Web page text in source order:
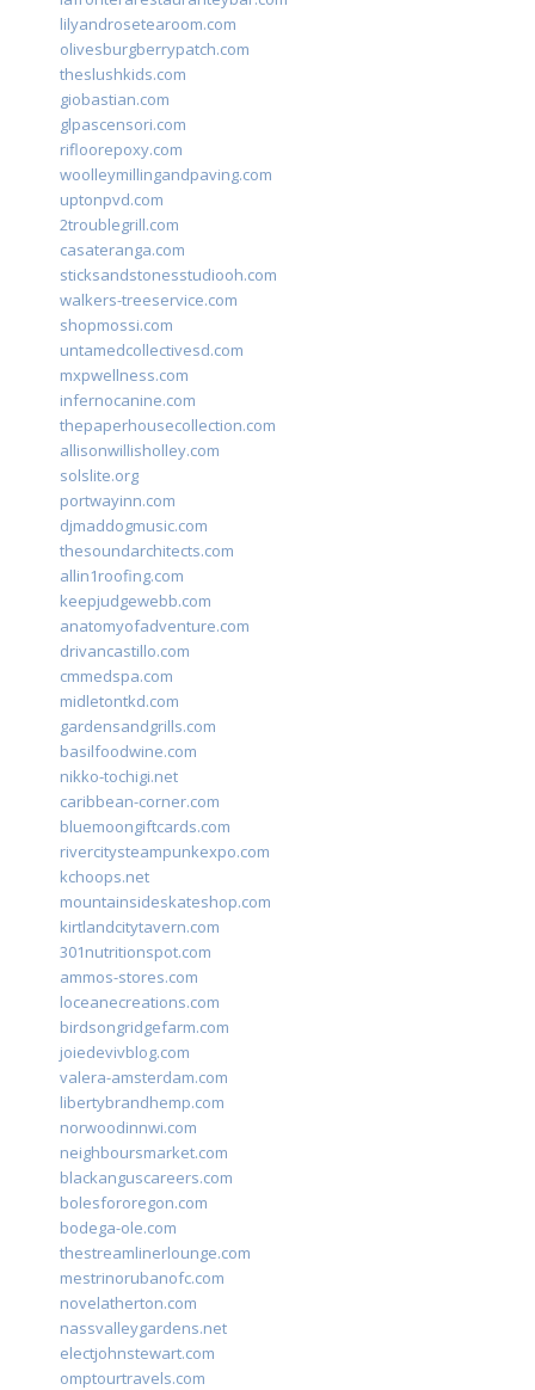
lilyandrosetearoom.com
olivesburgberrypatch.com
theslushkids.com
giobastian.com
glpascensori.com
rifloorepoxy.com
woolleymillingandpaving.com
uptonpvd.com
2troublegrill.com
casateranga.com
sticksandstonesstudiooh.com
walkers-treeservice.com
shopmossi.com
untamedcollectivesd.com
mxpwellness.com
infernocanine.com
thepaperhousecollection.com
allisonwillisholley.com
solslite.org
portwayinn.com
djmaddogmusic.com
thesoundarchitects.com
allin1roofing.com
keepjudgewebb.com
anatomyofadventure.com
drivancastillo.com
cmmedspa.com
midletontkd.com
gardensandgrills.com
basilfoodwine.com
nikko-tochigi.net
caribbean-corner.com
bluemoongiftcards.com
rivercitysteampunkexpo.com
kchoops.net
mountainsideskateshop.com
kirtlandcitytavern.com
301nutritionspot.com
ammos-stores.com
loceanecreations.com
birdsongridgefarm.com
joiedevivblog.com
valera-amsterdam.com
libertybrandhemp.com
norwoodinnwi.com
neighboursmarket.com
blackanguscareers.com
bolesfororegon.com
bodega-ole.com
thestreamlinerlounge.com
mestrinorubanofc.com
novelatherton.com
nassvalleygardens.net
electjohnstewart.com
omptourtravels.com